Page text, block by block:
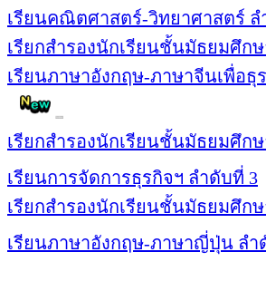
เรียนคณิตศาสตร์-วิทยาศาสตร์ ล
เรียกสำรองนักเรียนชั้นมัธยมศึก
เรียนภาษาอังกฤษ-ภาษาจีนเพื่อธุ
เรียกสำรองนักเรียนชั้นมัธยมศึก
เรียนการจัดการธุรกิจฯ ลำดับที่ 3
เรียกสำรองนักเรียนชั้นมัธยมศึก
เรียนภาษาอังกฤษ-ภาษาญี่ปุ่น ลำ